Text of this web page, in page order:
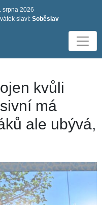
srpna 2026
slaví: Soběslav
kvůli
má
ale ubývá,